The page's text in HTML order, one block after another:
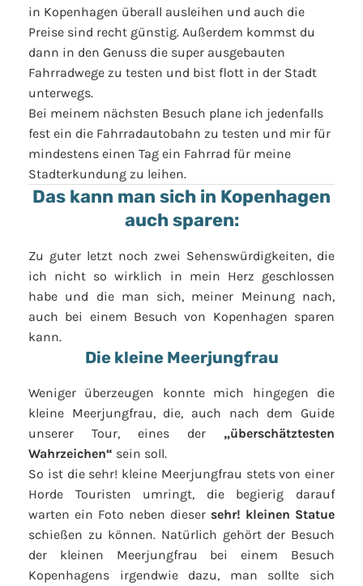
in Kopenhagen überall ausleihen und auch die
Preise sind recht günstig. Außerdem kommst du
dann in den Genuss die super ausgebauten
Fahrradwege zu testen und bist flott in der Stadt
unterwegs.
Bei meinem nächsten Besuch plane ich jedenfalls
fest ein die Fahrradautobahn zu testen und mir für
mindestens einen Tag ein Fahrrad für meine
Stadterkundung zu leihen.
Das kann man sich in Kopenhagen
auch sparen:
Zu guter letzt noch zwei Sehenswürdigkeiten, die
ich nicht so wirklich in mein Herz geschlossen
habe und die man sich, meiner Meinung nach,
auch bei einem Besuch von Kopenhagen sparen
kann.
Die kleine Meerjungfrau
Weniger überzeugen konnte mich hingegen die
kleine Meerjungfrau, die, auch nach dem Guide
unserer Tour, eines der „überschätztesten
Wahrzeichen“ sein soll.
So ist die sehr! kleine Meerjungfrau stets von einer
Horde Touristen umringt, die begierig darauf
warten ein Foto neben dieser sehr! kleinen Statue
schießen zu können. Natürlich gehört der Besuch
der kleinen Meerjungfrau bei einem Besuch
Kopenhagens irgendwie dazu, man sollte sich